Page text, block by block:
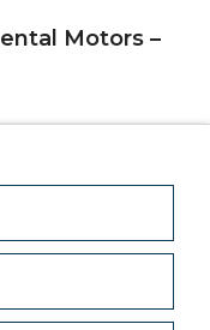
Motors –